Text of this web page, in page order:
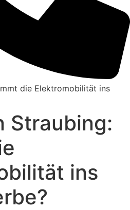
Straubing:
ins